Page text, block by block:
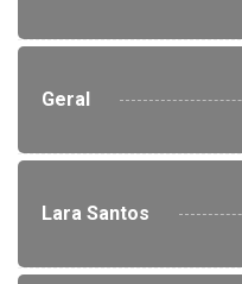
Geral
Lara Santos